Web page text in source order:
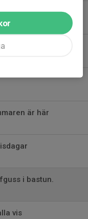
är här
i bastun.
vis